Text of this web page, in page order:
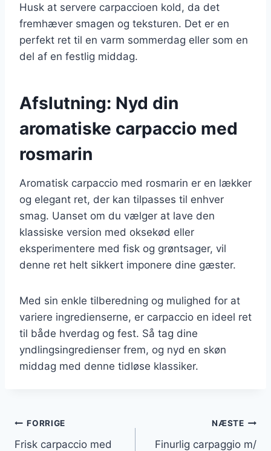
Husk at servere carpaccioen kold, da det
fremhæver smagen og teksturen. Det er en
perfekt ret til en varm sommerdag eller som en
del af en festlig middag.
Afslutning: Nyd din
aromatiske carpaccio med
rosmarin
Aromatisk carpaccio med rosmarin er en lækker
og elegant ret, der kan tilpasses til enhver
smag. Uanset om du vælger at lave den
klassiske version med oksekød eller
eksperimentere med fisk og grøntsager, vil
denne ret helt sikkert imponere dine gæster.
Med sin enkle tilberedning og mulighed for at
variere ingredienserne, er carpaccio en ideel ret
til både hverdag og fest. Så tag dine
yndlingsingredienser frem, og nyd en skøn
middag med denne tidløse klassiker.
Indlægsnavigation
FORRIGE
Frisk carpaccio med
NÆSTE
Finurlig carpaggio m/